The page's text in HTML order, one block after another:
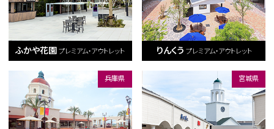
ふかや花園 プレミアム・アウトレット りんくう プレミアム・アウトレット
兵庫県 宮城県